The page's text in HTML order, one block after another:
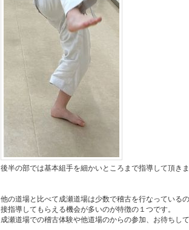
後半の部では基本組手を細かいところまで指導して頂き
他の道場と比べて成瀬道場は少数で稽古を行なっている
接指導してもらえる機会が多いのが特徴の１つです。
成瀬道場での稽古体験や他道場のからの参加、お待ちし